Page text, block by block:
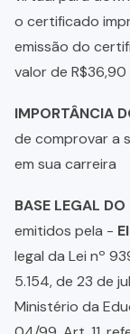
o certificado
emissão do
valor de R$36,90
IMPORTÂNCIA
de comprovar a
em sua carreira
BASE LEGAL
emitidos pela -
legal da Lei nº
5.154, de 23 de
Ministério da